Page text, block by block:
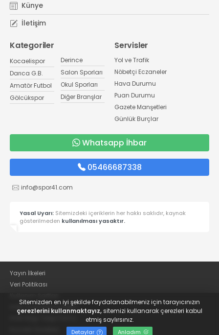
Künye
İletişim
Kategoriler
Kocaelispor
Darıca G.B.
Amatör Futbol
Gölcükspor
Derince
Salon Sporları
Okul Sporları
Diğer Branşlar
Servisler
Yol ve Trafik
Nöbetçi Eczaneler
Hava Durumu
Puan Durumu
Gazete Manşetleri
Günlük Burçlar
Whatsapp İhbar
05466687338
info@spor41.com
Yasal Uyarı: Sitemizdeki içeriklerin her hakkı saklıdır, kaynak
gösterilmeden kullanılması yasaktır.
Yayın İlkeleri
Veri Politikası
KVKK Aydınlatma Metni
Sitemizden en iyi şekilde faydalanabilmeniz için tarayıcınızın
çerezlerini kullanmaktayız,sitemizi kullanarak çerezleri kabul
etmiş saylırsınız.
Detaylar Anladım